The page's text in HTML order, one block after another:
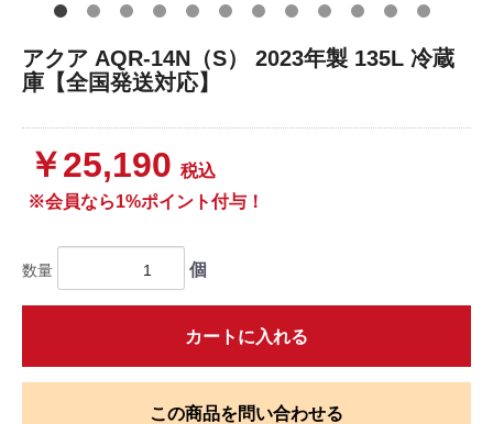
アクア AQR-14N（S） 2023年製 135L 冷蔵
庫【全国発送対応】
￥25,190 税込
※会員なら1%ポイント付与！
数量 個
カートに入れる
この商品を問い合わせる